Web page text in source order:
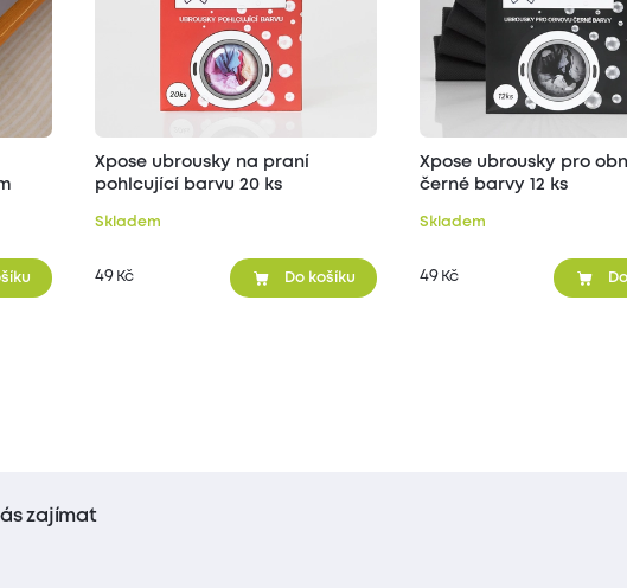
Xpose ubrousky na praní
pohlcující barvu 20 ks
Skladem
49 Kč Do košíku
Xpose ubrousky pro
černé barvy 12 ks
Skladem
49 Kč
zajímat